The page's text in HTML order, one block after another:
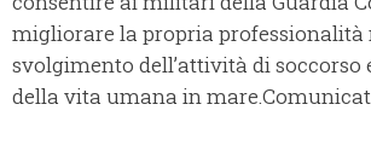
migliorare la propria professionalità
svolgimento dell’attività di soccorso
della vita umana in